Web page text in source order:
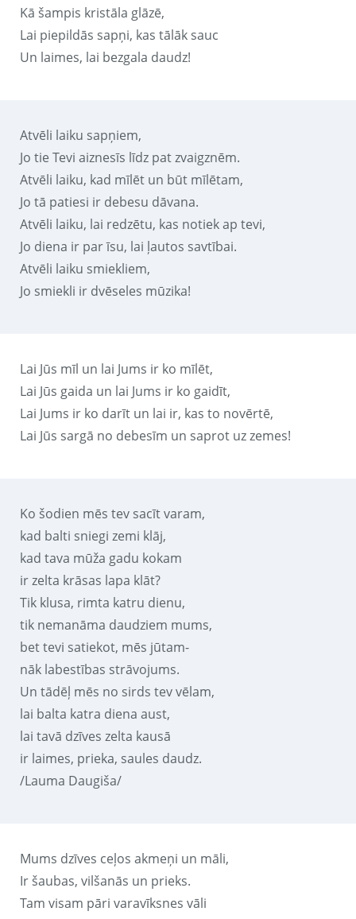
Kā šampis kristāla glāzē,
Lai piepildās sapņi, kas tālāk sauc
Un laimes, lai bezgala daudz!
Atvēli laiku sapņiem,
Jo tie Tevi aiznesīs līdz pat zvaigznēm.
Atvēli laiku, kad mīlēt un būt mīlētam,
Jo tā patiesi ir debesu dāvana.
Atvēli laiku, lai redzētu, kas notiek ap tevi,
Jo diena ir par īsu, lai ļautos savtībai.
Atvēli laiku smiekliem,
Jo smiekli ir dvēseles mūzika!
Lai Jūs mīl un lai Jums ir ko mīlēt,
Lai Jūs gaida un lai Jums ir ko gaidīt,
Lai Jums ir ko darīt un lai ir, kas to novērtē,
Lai Jūs sargā no debesīm un saprot uz zemes!
Ko šodien mēs tev sacīt varam,
kad balti sniegi zemi klāj,
kad tava mūža gadu kokam
ir zelta krāsas lapa klāt?
Tik klusa, rimta katru dienu,
tik nemanāma daudziem mums,
bet tevi satiekot, mēs jūtam-
nāk labestības strāvojums.
Un tādēļ mēs no sirds tev vēlam,
lai balta katra diena aust,
lai tavā dzīves zelta kausā
ir laimes, prieka, saules daudz.
/Lauma Daugiša/
Mums dzīves ceļos akmeņi un māli,
Ir šaubas, vilšanās un prieks.
Tam visam pāri varavīksnes vāli